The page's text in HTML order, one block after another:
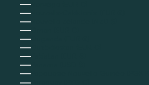
Norvège (EUR €)
Nouvelle-Calédonie (EUR €)
Nouvelle-Zélande (NZD $)
Oman (EUR €)
Ouganda (EUR €)
Ouzbékistan (EUR €)
Pakistan (EUR €)
Panama (USD $)
Papouasie-Nouvelle-Guinée (PGK K)
Paraguay (PYG ₲)